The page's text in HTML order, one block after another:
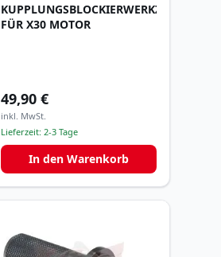
KUPPLUNGSBLOCKIERWERKZEUG
FÜR X30 MOTOR
49,90 €
inkl. MwSt.
Lieferzeit: 2-3 Tage
In den Warenkorb